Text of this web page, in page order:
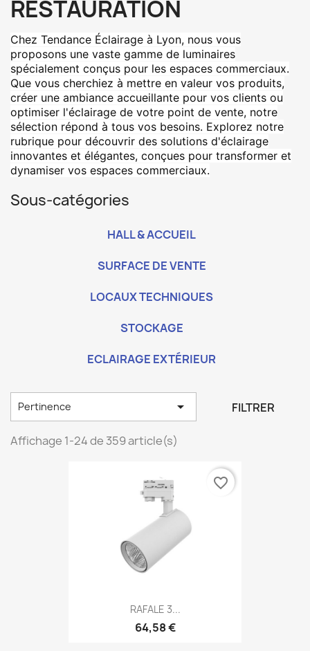
RESTAURATION
Chez Tendance Éclairage à Lyon, nous vous
proposons une vaste gamme de luminaires
spécialement conçus pour les espaces commerciaux.
Que vous cherchiez à mettre en valeur vos produits,
créer une ambiance accueillante pour vos clients ou
optimiser l'éclairage de votre point de vente, notre
sélection répond à tous vos besoins. Explorez notre
rubrique pour découvrir des solutions d'éclairage
innovantes et élégantes, conçues pour transformer et
dynamiser vos espaces commerciaux.
Sous-catégories
HALL & ACCUEIL
SURFACE DE VENTE
LOCAUX TECHNIQUES
STOCKAGE
ECLAIRAGE EXTÉRIEUR
Pertinence  FILTRER
Affichage 1-24 de 359 article(s)
RAFALE 3...
64,58 €
favorite_border